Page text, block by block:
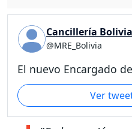
Cancillería Bolivia
@MRE_Bolivia
El nuevo Encargado
Ver